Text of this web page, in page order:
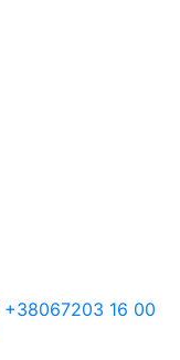
+38067203 16 00